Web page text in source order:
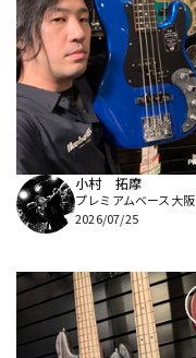
小村 拓摩
プレミアムベース大阪
2026/07/25